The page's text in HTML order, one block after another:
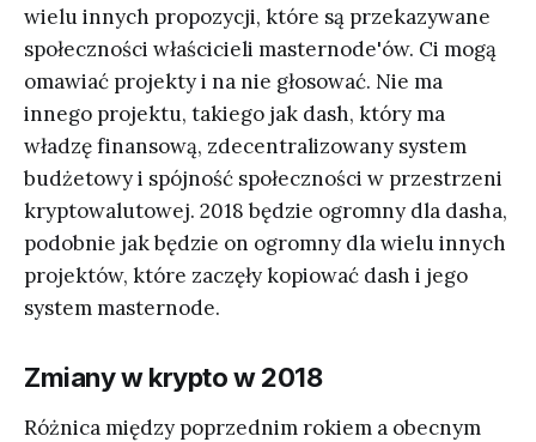
wielu innych propozycji, które są przekazywane
społeczności właścicieli masternode'ów. Ci mogą
omawiać projekty i na nie głosować. Nie ma
innego projektu, takiego jak dash, który ma
władzę finansową, zdecentralizowany system
budżetowy i spójność społeczności w przestrzeni
kryptowalutowej. 2018 będzie ogromny dla dasha,
podobnie jak będzie on ogromny dla wielu innych
projektów, które zaczęły kopiować dash i jego
system masternode.
Zmiany w krypto w 2018
Różnica między poprzednim rokiem a obecnym